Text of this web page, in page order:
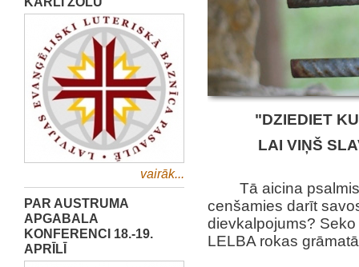
vairāk...
PAR AUSTRUMA
APGABALA
KONFERENCI 18.-19.
APRĪLĪ
"DZIEDIET
LAI VIŅŠ
Tā aicina
cenšamies darīt
dievkalpojums?
LELBA rokas